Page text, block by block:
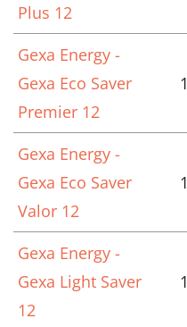
Plus 12
Gexa Energy -
Gexa Eco Saver
Premier 12
Gexa Energy -
Gexa Eco Saver
Valor 12
Gexa Energy -
Gexa Light Saver
12